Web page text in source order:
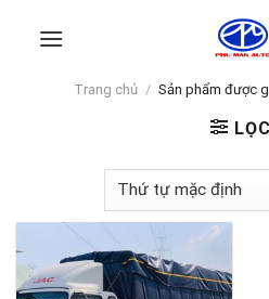
Trang chủ / Sản phẩm được
LỌC